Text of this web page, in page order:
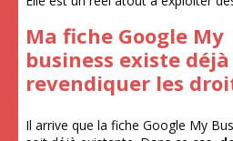
Ma fiche Google My
business existe
revendiquer les
Il arrive que la fiche Google My